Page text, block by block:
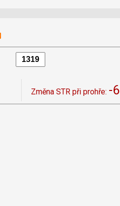
Změna STR při prohře: -6